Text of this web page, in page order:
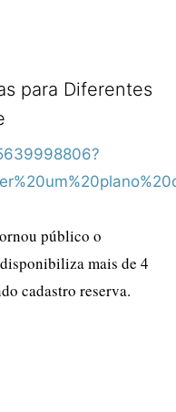
para Diferentes
público o
mais de 4
cadastro reserva.